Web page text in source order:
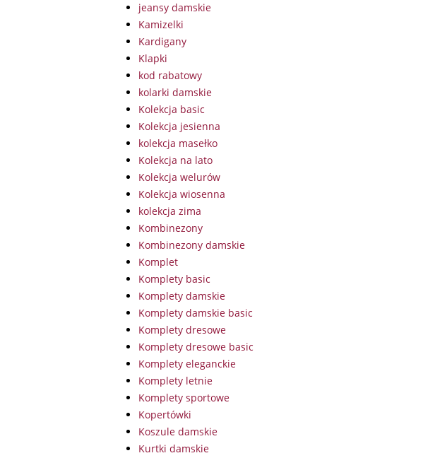
jeansy damskie
Kamizelki
Kardigany
Klapki
kod rabatowy
kolarki damskie
Kolekcja basic
Kolekcja jesienna
kolekcja masełko
Kolekcja na lato
Kolekcja welurów
Kolekcja wiosenna
kolekcja zima
Kombinezony
Kombinezony damskie
Komplet
Komplety basic
Komplety damskie
Komplety damskie basic
Komplety dresowe
Komplety dresowe basic
Komplety eleganckie
Komplety letnie
Komplety sportowe
Kopertówki
Koszule damskie
Kurtki damskie